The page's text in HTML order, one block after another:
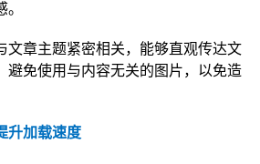
文章主题紧密相关，能够直观传达文
避免使用与内容无关的图片，以免造
升加载速度